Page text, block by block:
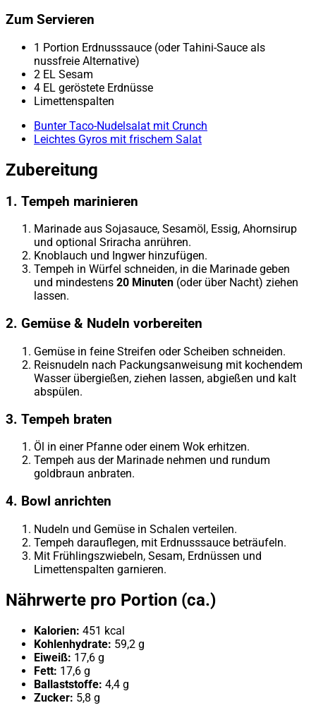
Zum Servieren
1 Portion Erdnusssauce (oder Tahini-Sauce als
nussfreie Alternative)
2 EL Sesam
4 EL geröstete Erdnüsse
Limettenspalten
Bunter Taco-Nudelsalat mit Crunch
Leichtes Gyros mit frischem Salat
Zubereitung
1. Tempeh marinieren
Marinade aus Sojasauce, Sesamöl, Essig, Ahornsirup
und optional Sriracha anrühren.
Knoblauch und Ingwer hinzufügen.
Tempeh in Würfel schneiden, in die Marinade geben
und mindestens 20 Minuten (oder über Nacht) ziehen
lassen.
2. Gemüse & Nudeln vorbereiten
Gemüse in feine Streifen oder Scheiben schneiden.
Reisnudeln nach Packungsanweisung mit kochendem
Wasser übergießen, ziehen lassen, abgießen und kalt
abspülen.
3. Tempeh braten
Öl in einer Pfanne oder einem Wok erhitzen.
Tempeh aus der Marinade nehmen und rundum
goldbraun anbraten.
4. Bowl anrichten
Nudeln und Gemüse in Schalen verteilen.
Tempeh darauflegen, mit Erdnusssauce beträufeln.
Mit Frühlingszwiebeln, Sesam, Erdnüssen und
Limettenspalten garnieren.
Nährwerte pro Portion (ca.)
Kalorien: 451 kcal
Kohlenhydrate: 59,2 g
Eiweiß: 17,6 g
Fett: 17,6 g
Ballaststoffe: 4,4 g
Zucker: 5,8 g